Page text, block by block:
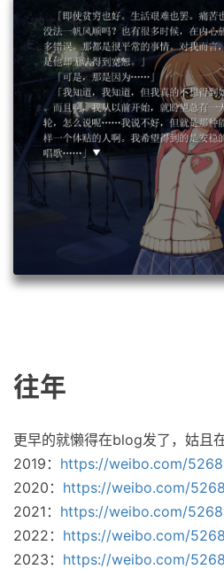
往年
更早的就懒得在blog发了，姑且
2019： https://weibo.com/
2020： https://weibo.com/
2021： https://weibo.com/
2022： https://weibo.com/
2023： https://weibo.com/